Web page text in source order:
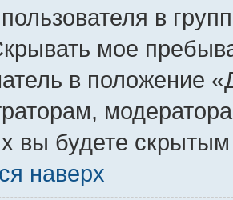
в
мое
в положение
вы будете
наверх